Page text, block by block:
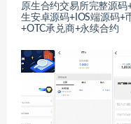
原生合约交易所完整源码
生安卓源码+IOS端源码+
+OTC承兑商+永续合约